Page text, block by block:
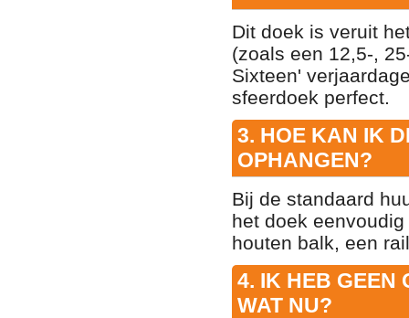
Dit doek is veruit
(zoals een 12,5-,
Sixteen'
sfeerdoek perfect.
3. HOE KAN IK
OPHANGEN?
Bij de standaard
het doek
houten balk, een
4. IK HEB GEEN
WAT NU?